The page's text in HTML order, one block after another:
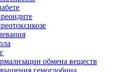
обмена веществ
гемоглобина